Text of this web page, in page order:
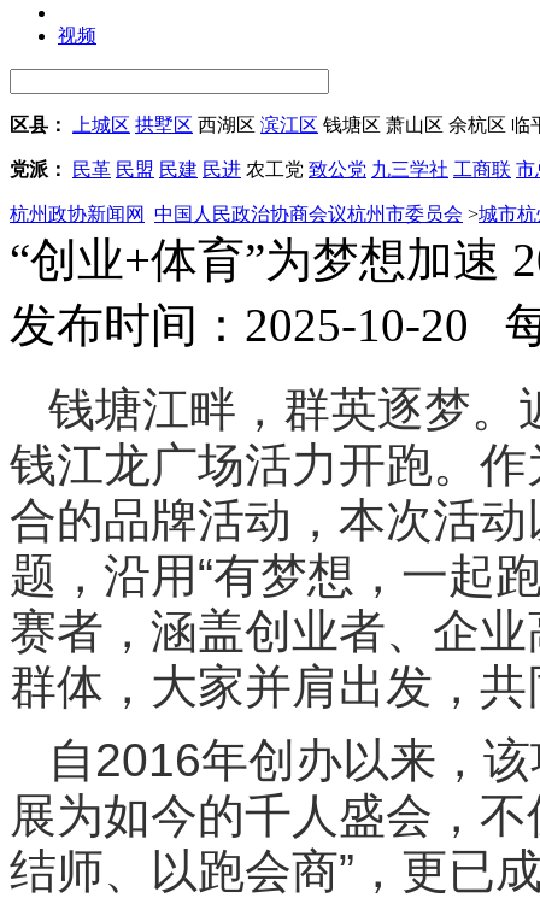
视频
区县： 上城区 拱墅区 西湖区 滨江区 钱塘区 萧山区 余杭区 临
党派： 民革 民盟 民建 民进 农工党 致公党 九三学社 工商联 市
杭州政协新闻网 中国人民政治协商会议杭州市委员会 >城市杭
“创业+体育”为梦想加速
发布时间：2025-10-20
钱塘江畔，群英逐梦。
钱江龙广场活力开跑。
合的品牌活动，本次活动
题，沿用“有梦想，一起
赛者，涵盖创业者、企
群体，大家并肩出发，
自2016年创办以来，
展为如今的千人盛会，
结师、以跑会商”，更已